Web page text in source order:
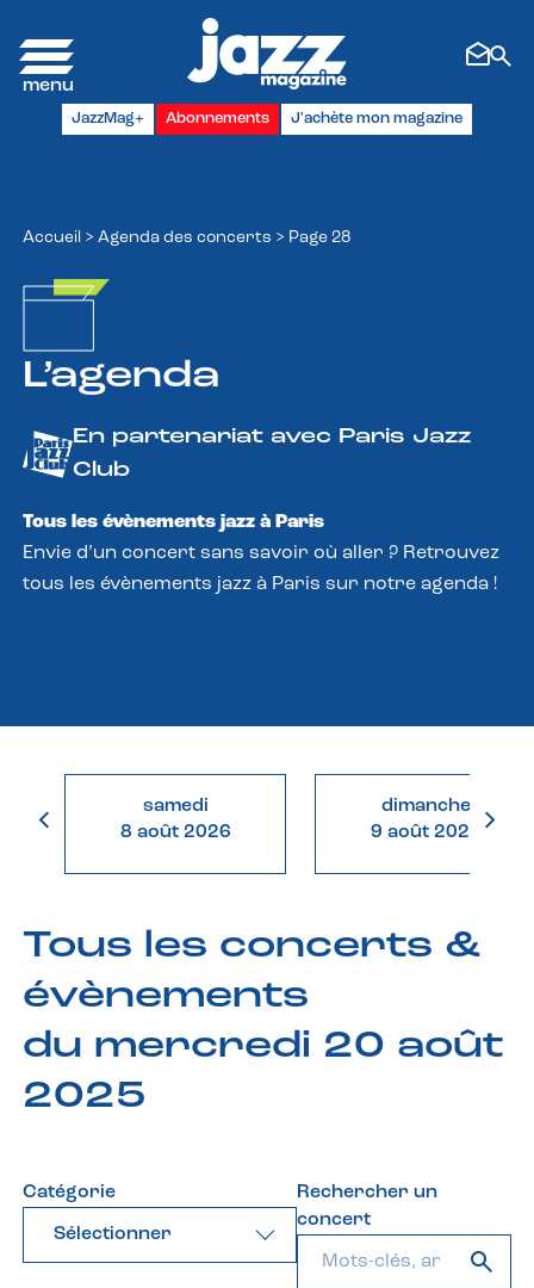
JazzMag+ Abonnements J'achète mon magazine
Accueil > Agenda des concerts > Page 28
L’agenda
En partenariat avec Paris Jazz
Club
Tous les évènements jazz à Paris
Envie d’un concert sans savoir où aller ? Retrouvez
tous les évènements jazz à Paris sur notre agenda !
samedi
8 août 2026
dimanche
9 août 2026
Tous les concerts &
évènements
du mercredi 20 août
2025
Catégorie
Sélectionner
Rechercher un
concert